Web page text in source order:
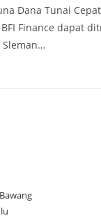
Dana Tunai
Finance dapat
Sleman…